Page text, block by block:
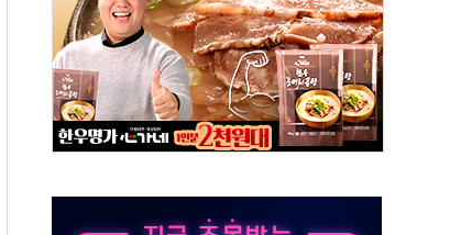
1단계 진압 중
상대 中과 비교해야"
'선봉'의 대민 봉사
1발 발사… 올해 10번째·42일 만 도발
보 위기… 반군·마약카르텔이 습득해 전투 활용
면 부식 물질"